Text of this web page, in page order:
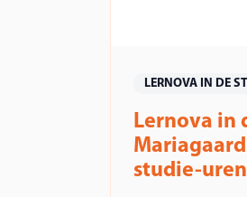
LERNOVA IN DE
Lernova in
studie-